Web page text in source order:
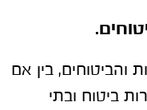
בין אם
ביטוח ובתי